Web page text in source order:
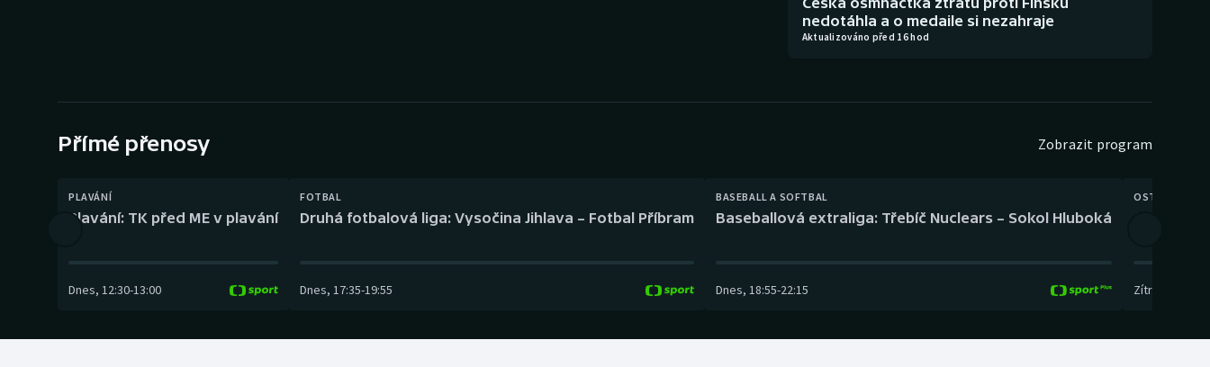
Gymnastika Plážový volejbal
nedotáhla a o medaile si nezahraje
Aktualizováno před 16 hod
Přímé přenosy Zobrazit program
PLAVÁNÍ
Plavání: TK před ME v plavání
Dnes, 12:30-13:00
FOTBAL
Druhá fotbalová liga: Vysočina Jihlava – Fotbal Příbram
Dnes, 17:35-19:55
BASEBALL A SOFTBAL
Baseballová extraliga: Třebíč Nuclears – Sokol Hluboká
Dnes, 18:55-22:15
OSTATNÍ
Zítra